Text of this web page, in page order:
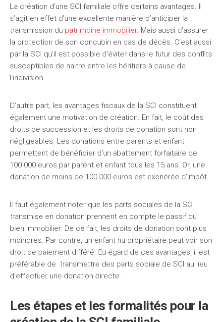
La création d’une SCI familiale offre certains avantages. Il
s’agit en effet d’une excellente manière d’anticiper la
transmission du patrimoine immobilier. Mais aussi d’assurer
la protection de son concubin en cas de décès. C’est aussi
par la SCI qu’il est possible d’éviter dans le futur des conflits
susceptibles de naitre entre les héritiers à cause de
l’indivision.
D’autre part, les avantages fiscaux de la SCI constituent
également une motivation de création. En fait, le coût des
droits de succession et les droits de donation sont non
négligeables. Les donations entre parents et enfant
permettent de bénéficier d’un abattement forfaitaire de
100 000 euros par parent et enfant tous les 15 ans. Or, une
donation de moins de 100 000 euros est exonérée d’impôt.
Il faut également noter que les parts sociales de la SCI
transmise en donation prennent en compte le passif du
bien immobilier. De ce fait, les droits de donation sont plus
moindres. Par contre, un enfant nu propriétaire peut voir son
droit de paiement différé. Eu égard de ces avantages, il est
préférable de transmettre des parts sociale de SCI au lieu
d’effectuer une donation directe.
Les étapes et les formalités pour la